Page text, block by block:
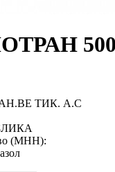
ТИК. А.С
(МНН):